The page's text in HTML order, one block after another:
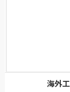
海外